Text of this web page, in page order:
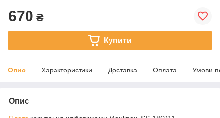
670 ₴
Купити
Опис Характеристики Доставка Оплата Умови
Опис